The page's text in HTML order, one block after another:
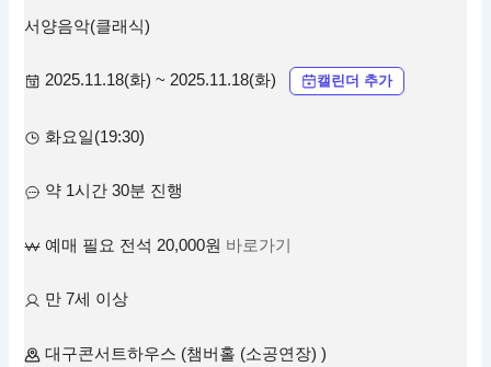
서양음악(클래식)
2025.11.18(화) ~ 2025.11.18(화) 캘린더 추가
화요일(19:30)
약 1시간 30분 진행
예매 필요 전석 20,000원 바로가기
만 7세 이상
대구콘서트하우스 (챔버홀 (소공연장) )